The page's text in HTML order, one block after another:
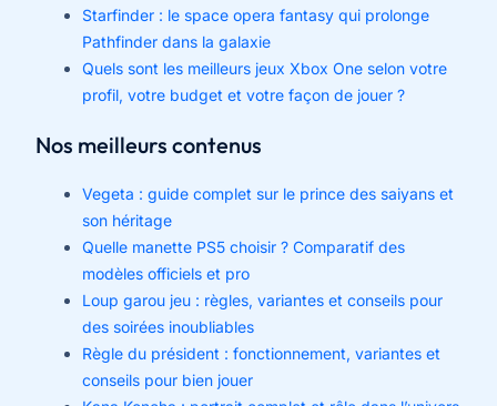
Starfinder : le space opera fantasy qui prolonge
Pathfinder dans la galaxie
Quels sont les meilleurs jeux Xbox One selon votre
profil, votre budget et votre façon de jouer ?
Nos meilleurs contenus
Vegeta : guide complet sur le prince des saiyans et
son héritage
Quelle manette PS5 choisir ? Comparatif des
modèles officiels et pro
Loup garou jeu : règles, variantes et conseils pour
des soirées inoubliables
Règle du président : fonctionnement, variantes et
conseils pour bien jouer